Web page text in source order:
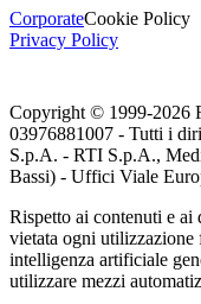
CorporateCookie Policy
Privacy Policy
Copyright © 1999-2026
03976881007 - Tutti i
S.p.A. - RTI S.p.A.,
Bassi) - Uffici Viale
Rispetto ai contenuti e ai
vietata ogni utilizzazione
intelligenza artificiale
utilizzare mezzi